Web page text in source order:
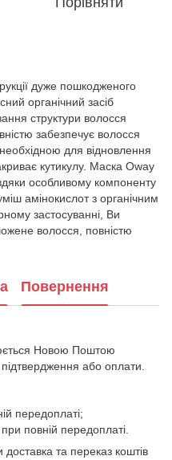
дуже пошкодженого
органічний засіб
структури волосся
забезпечує волосся
для відновлення
кутикулу. Маска Oway
особливому компоненту
амінокислот з органічним
застосуванні, Ви
волосся, повністю
Повернення
Новою Поштою
або оплати.
передоплаті;
повній передоплаті.
доставка та переказ коштів